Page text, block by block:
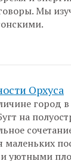
Мы
Орхуса
город
на
маленьких
и уютными